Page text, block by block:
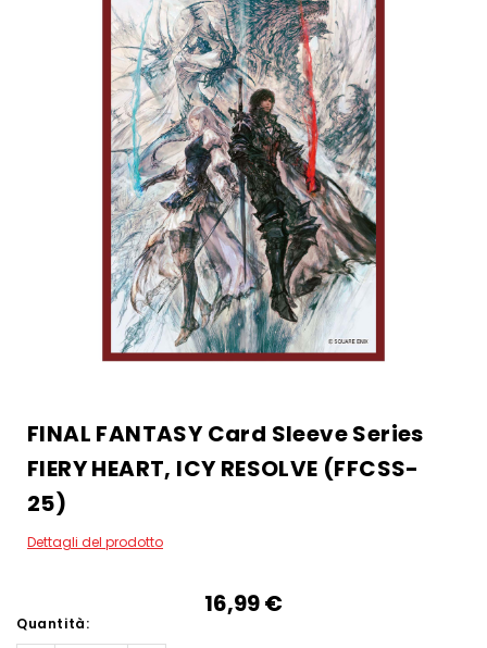
FINAL FANTASY Card Sleeve Series
FIERY HEART, ICY RESOLVE (FFCSS-
25)
Dettagli del prodotto
16,99‎ ‎€
Quantità: